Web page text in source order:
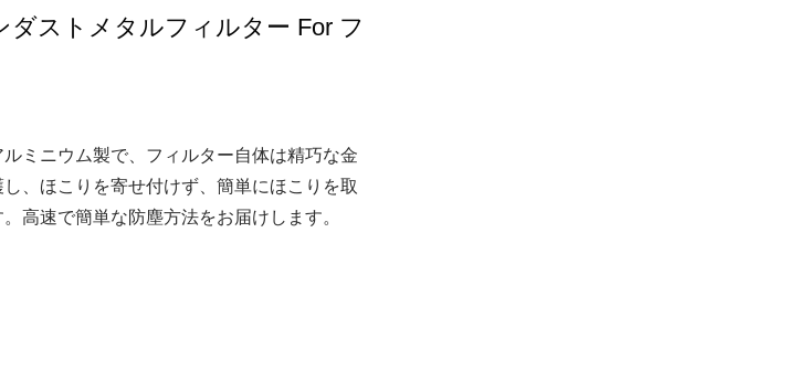
ダストメタルフィルター For フ
ミニウム製で、フィルター自体は精巧な金
、ほこりを寄せ付けず、簡単にほこりを取
高速で簡単な防塵方法をお届けします。